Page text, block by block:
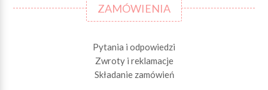
ZAMÓWIENIA
Pytania i odpowiedzi
Zwroty i reklamacje
Składanie zamówień